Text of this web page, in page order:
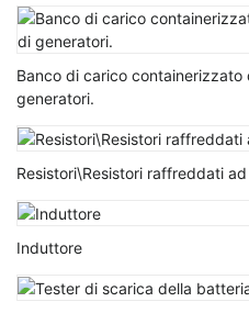
Banco di carico
generatori.
Resistori\Resistori raffreddati ad
Induttore